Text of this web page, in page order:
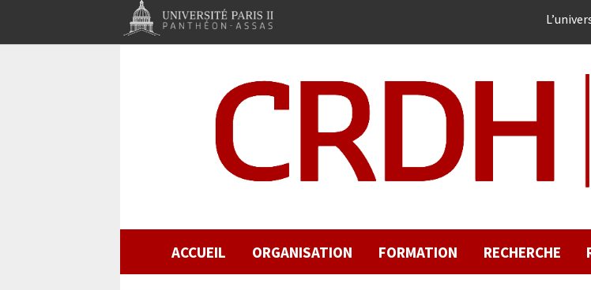
ACCUEIL ORGANISATION FORMATION RECHERCHE